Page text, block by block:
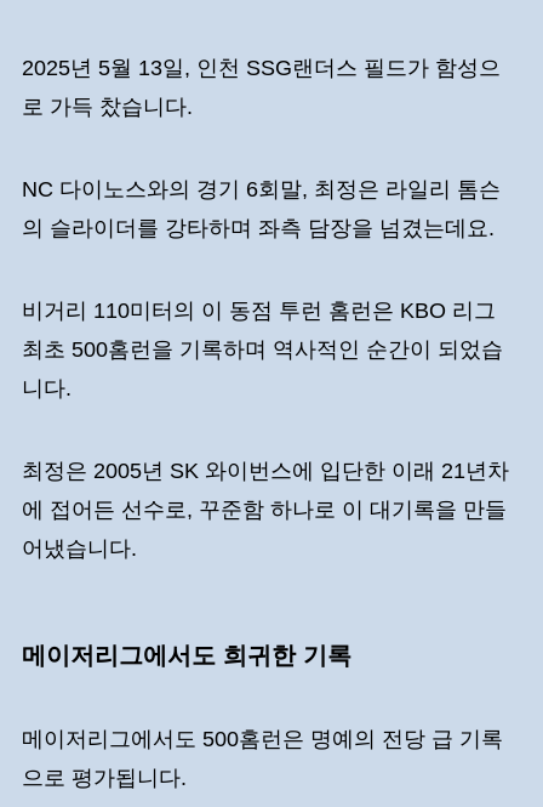
2025년 5월 13일, 인천 SSG랜더스 필드가 함성으
로 가득 찼습니다.
NC 다이노스와의 경기 6회말, 최정은 라일리 톰슨
의 슬라이더를 강타하며 좌측 담장을 넘겼는데요.
비거리 110미터의 이 동점 투런 홈런은 KBO 리그
최초 500홈런을 기록하며 역사적인 순간이 되었습
니다.
최정은 2005년 SK 와이번스에 입단한 이래 21년차
에 접어든 선수로, 꾸준함 하나로 이 대기록을 만들
어냈습니다.
메이저리그에서도 희귀한 기록
메이저리그에서도 500홈런은 명예의 전당 급 기록
으로 평가됩니다.